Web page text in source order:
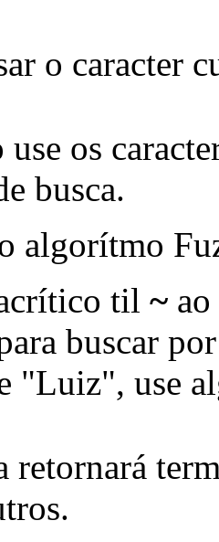
o caracter
use os
busca.
algorítmo
til ~
buscar
"Luiz", use
retornará